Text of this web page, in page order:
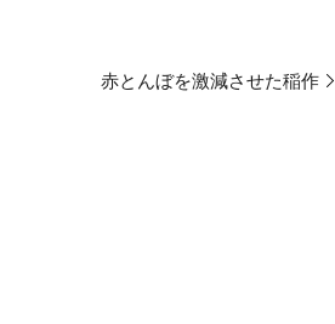
赤とんぼを激減させた稲作